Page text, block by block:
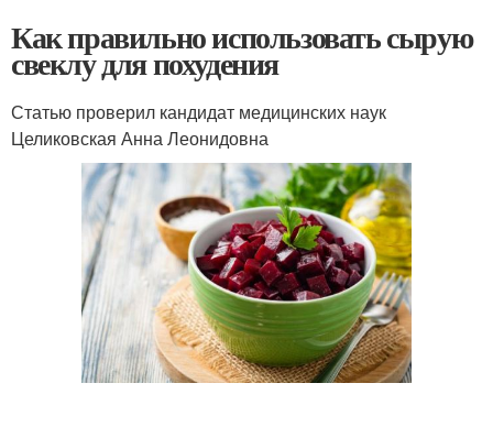
Как правильно использовать сырую
свеклу для похудения
Статью проверил кандидат медицинских наук
Целиковская Анна Леонидовна